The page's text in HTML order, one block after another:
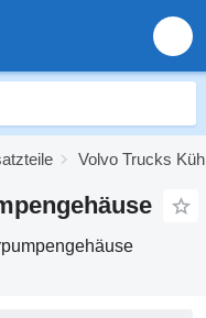
Volvo Trucks